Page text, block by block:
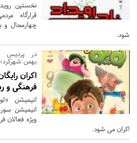
نخستین
قرارگاه
چهارمحال و
شود.
در پردیس
بهمن شهرکرد؛
اکران
فرهنگی و
انیمیشن
ویژه فعالان
اکران می شود.